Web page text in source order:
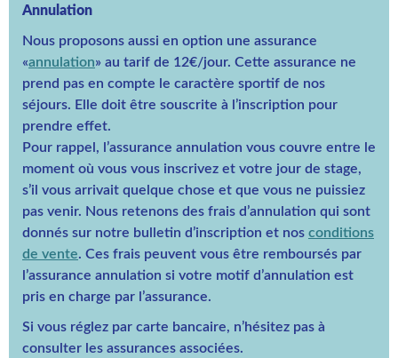
Annulation
Nous proposons aussi en option une assurance
«annulation» au tarif de 12€/jour. Cette assurance ne
prend pas en compte le caractère sportif de nos
séjours. Elle doit être souscrite à l’inscription pour
prendre effet.
Pour rappel, l’assurance annulation vous couvre entre le
moment où vous vous inscrivez et votre jour de stage,
s’il vous arrivait quelque chose et que vous ne puissiez
pas venir. Nous retenons des frais d’annulation qui sont
donnés sur notre bulletin d’inscription et nos conditions
de vente. Ces frais peuvent vous être remboursés par
l’assurance annulation si votre motif d’annulation est
pris en charge par l’assurance.
Si vous réglez par carte bancaire, n’hésitez pas à
consulter les assurances associées.